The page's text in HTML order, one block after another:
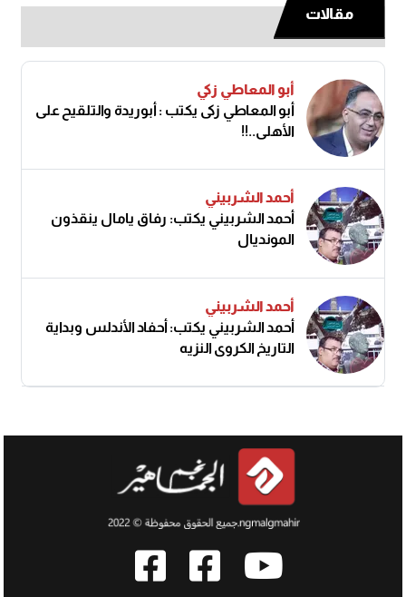
مقالات
أبو المعاطي زكي
أبو المعاطي زكى يكتب : أبوريدة والتلقيح على
الأهلى..!!
أحمد الشربيني
أحمد الشربيني يكتب: رفاق يامال ينقذون
المونديال
أحمد الشربيني
أحمد الشربيني يكتب: أحفاد الأندلس وبداية
التاريخ الكروي النزيه